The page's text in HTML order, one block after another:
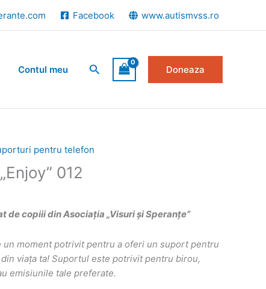
Facebook www.autismvss.ro
Contul meu Search Doneaza
pentru telefon
012
de copiii din Asociația „Visuri și Speranțe”
un moment potrivit pentru a oferi un suport pentru
viața ta! Suportul este potrivit pentru birou,
emisiunile tale preferate.